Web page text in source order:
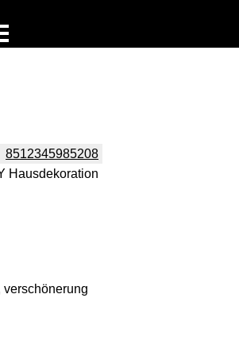
Support & Newsletter
Impressum
8512345985208
Hausdekoration
verschönerung